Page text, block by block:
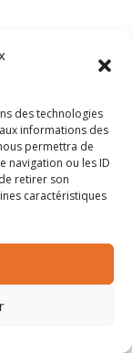
des technologies
informations des
permettra de
navigation ou les ID
retirer son
caractéristiques